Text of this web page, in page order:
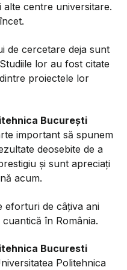
centre universitare.
de cercetare deja sunt
lor au fost citate
proiectele lor
București
important să spunem
deosebite de a
și sunt apreciați
acum.
eforturi de câțiva ani
în România.
Bucuresti
Politehnica